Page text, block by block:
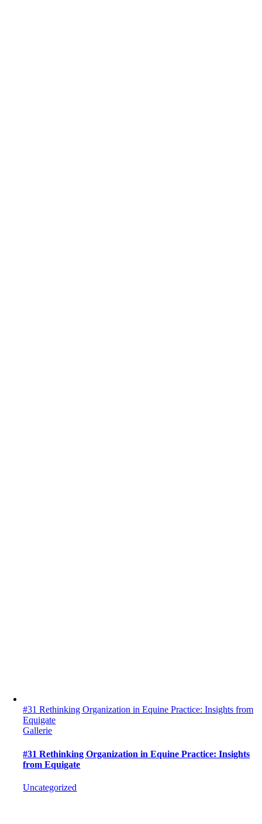
#31 Rethinking Organization in Equine Practice: Insights from
Equigate
Gallerie
#31 Rethinking Organization in Equine Practice: Insights
from Equigate
Uncategorized